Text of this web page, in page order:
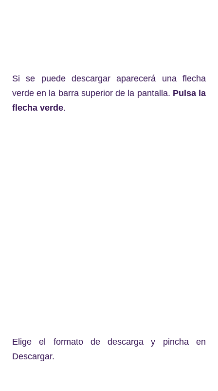
Si se puede descargar aparecerá una flecha
verde en la barra superior de la pantalla. Pulsa la
flecha verde.
Elige el formato de descarga y pincha en
Descargar.